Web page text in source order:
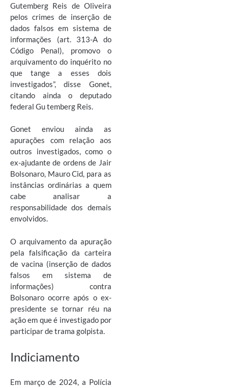
Gutemberg Reis de Oliveira
pelos crimes de inserção de
dados falsos em sistema de
informações (art. 313-A do
Código Penal), promovo o
arquivamento do inquérito no
que tange a esses dois
investigados”, disse Gonet,
citando ainda o deputado
federal Gu temberg Reis.
Gonet enviou ainda as
apurações com relação aos
outros investigados, como o
ex-ajudante de ordens de Jair
Bolsonaro, Mauro Cid, para as
instâncias ordinárias a quem
cabe analisar a
responsabilidade dos demais
envolvidos.
O arquivamento da apuração
pela falsificação da carteira
de vacina (inserção de dados
falsos em sistema de
informações) contra
Bolsonaro ocorre após o ex-
presidente se tornar réu na
ação em que é investigado por
participar de trama golpista.
Indiciamento
Em março de 2024, a Polícia